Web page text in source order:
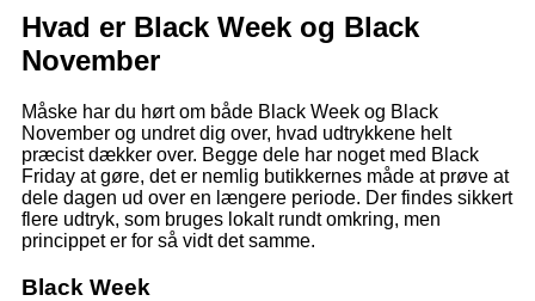
Hvad er Black Week og Black
November
Måske har du hørt om både Black Week og Black
November og undret dig over, hvad udtrykkene helt
præcist dækker over. Begge dele har noget med Black
Friday at gøre, det er nemlig butikkernes måde at prøve at
dele dagen ud over en længere periode. Der findes sikkert
flere udtryk, som bruges lokalt rundt omkring, men
princippet er for så vidt det samme.
Black Week